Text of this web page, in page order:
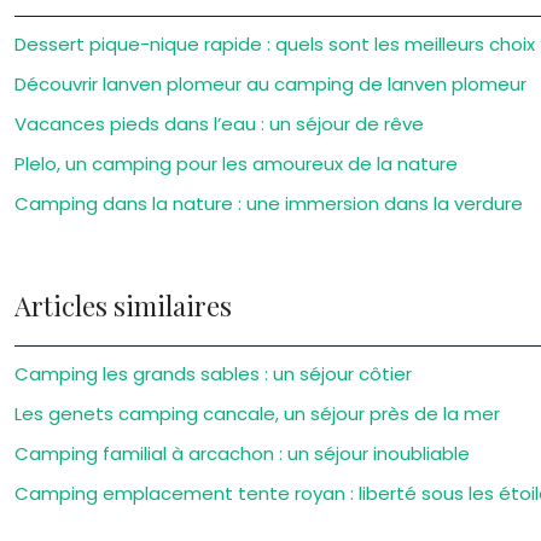
Dessert pique-nique rapide : quels sont les meilleurs choix
Découvrir lanven plomeur au camping de lanven plomeur
Vacances pieds dans l’eau : un séjour de rêve
Plelo, un camping pour les amoureux de la nature
Camping dans la nature : une immersion dans la verdure
Articles similaires
Camping les grands sables : un séjour côtier
Les genets camping cancale, un séjour près de la mer
Camping familial à arcachon : un séjour inoubliable
Camping emplacement tente royan : liberté sous les